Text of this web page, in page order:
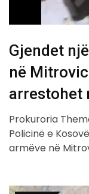
Gjendet
në
arrestohet
Prokuroria
Policinë e
armëve në